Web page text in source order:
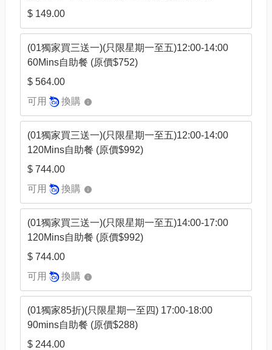
$ 149.00
(01獨家買三送一)(只限星期一至五)12:00-14:00
60Mins自助餐 (原價$752)
$ 564.00
可用
換購
(01獨家買三送一)(只限星期一至五)12:00-14:00
120Mins自助餐 (原價$992)
$ 744.00
可用
換購
(01獨家買三送一)(只限星期一至五)14:00-17:00
120Mins自助餐 (原價$992)
$ 744.00
可用
換購
(01獨家85折)(只限星期一至四) 17:00-18:00
90mins自助餐 (原價$288)
$ 244.00